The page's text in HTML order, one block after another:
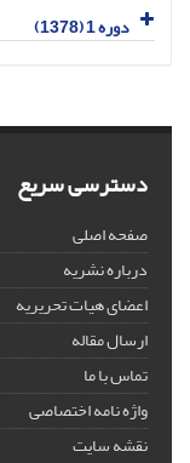
دوره 1 (1378)
دسترسی سریع
صفحه اصلی
درباره نشریه
اعضای هیات تحریریه
ارسال مقاله
تماس با ما
واژه نامه اختصاصی
نقشه سایت